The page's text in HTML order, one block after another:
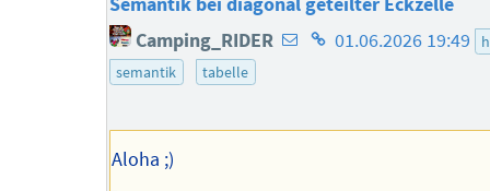
Camping_RIDER E-
des
Homepage
01.06.2026 19:49
semantik
tabelle
Aloha ;)